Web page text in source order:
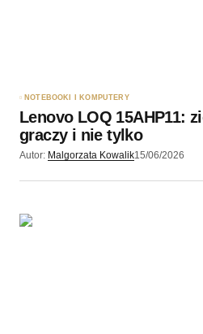
NOTEBOOKI I KOMPUTERY
Lenovo LOQ 15AHP11:
graczy i nie tylko
Autor: Malgorzata Kowalik15/06/2026